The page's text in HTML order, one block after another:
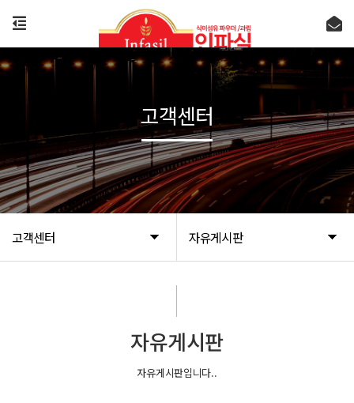
고객센터 자유게시판
고객센터
자유게시판
자유게시판입니다..